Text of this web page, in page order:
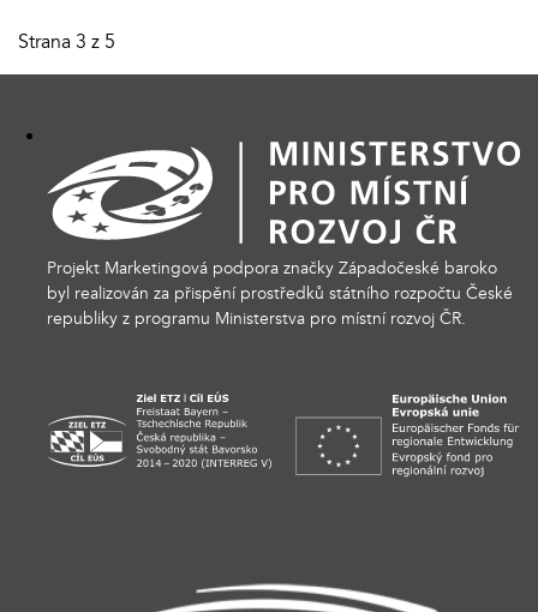
Strana 3 z 5
Projekt Marketingová podpora značky Západočeské baroko
byl realizován za přispění prostředků státního rozpočtu České
republiky z programu Ministerstva pro místní rozvoj ČR.